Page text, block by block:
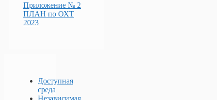
Приложение № 2
ПЛАН по ОХТ
2023
Доступная
среда
Независимая